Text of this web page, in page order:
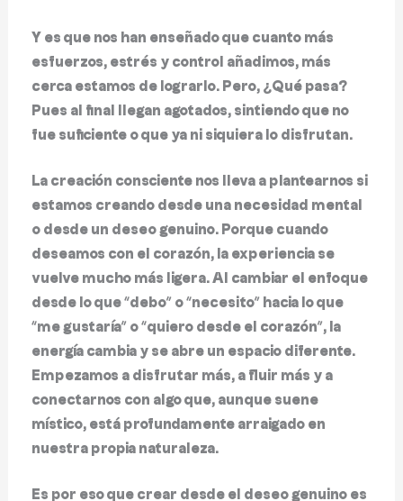
Y es que nos han enseñado que cuanto más
esfuerzos, estrés y control añadimos, más
cerca estamos de lograrlo. Pero, ¿Qué pasa?
Pues al final llegan agotados, sintiendo que no
fue suficiente o que ya ni siquiera lo disfrutan.
La creación consciente nos lleva a plantearnos si
estamos creando desde una necesidad mental
o desde un deseo genuino. Porque cuando
deseamos con el corazón, la experiencia se
vuelve mucho más ligera. Al cambiar el enfoque
desde lo que “debo” o “necesito” hacia lo que
“me gustaría” o “quiero desde el corazón”, la
energía cambia y se abre un espacio diferente.
Empezamos a disfrutar más, a fluir más y a
conectarnos con algo que, aunque suene
místico, está profundamente arraigado en
nuestra propia naturaleza.
Es por eso que crear desde el deseo genuino es